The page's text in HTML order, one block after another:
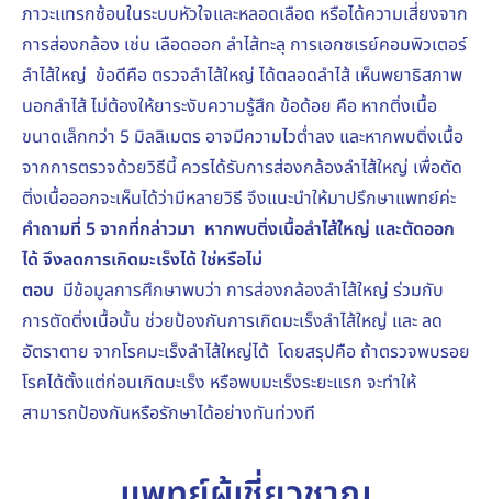
ภาวะแทรกซ้อนในระบบหัวใจและหลอดเลือด หรือได้ความเสี่ยงจาก
การส่องกล้อง เช่น เลือดออก ลำไส้ทะลุ การเอกซเรย์คอมพิวเตอร์
ลำไส้ใหญ่ ข้อดีคือ ตรวจลำไส้ใหญ่ ได้ตลอดลำไส้ เห็นพยาธิสภาพ
นอกลำไส้ ไม่ต้องให้ยาระงับความรู้สึก ข้อด้อย คือ หากติ่งเนื้อ
ขนาดเล็กกว่า 5 มิลลิเมตร อาจมีความไวต่ำลง และหากพบติ่งเนื้อ
จากการตรวจด้วยวิธีนี้ ควรได้รับการส่องกล้องลำไส้ใหญ่ เพื่อตัด
ติ่งเนื้อออกจะเห็นได้ว่ามีหลายวิธี จึงแนะนำให้มาปรึกษาแพทย์ค่ะ
คำถามที่ 5 จากที่กล่าวมา หากพบติ่งเนื้อลำไส้ใหญ่ และตัดออก
ได้ จึงลดการเกิดมะเร็งได้ ใช่หรือไม่
ตอบ มีข้อมูลการศึกษาพบว่า การส่องกล้องลำไส้ใหญ่ ร่วมกับ
การตัดติ่งเนื้อนั้น ช่วยป้องกันการเกิดมะเร็งลำไส้ใหญ่ และ ลด
อัตราตาย จากโรคมะเร็งลำไส้ใหญ่ได้ โดยสรุปคือ ถ้าตรวจพบรอย
โรคได้ตั้งแต่ก่อนเกิดมะเร็ง หรือพบมะเร็งระยะแรก จะทำให้
สามารถป้องกันหรือรักษาได้อย่างทันท่วงที